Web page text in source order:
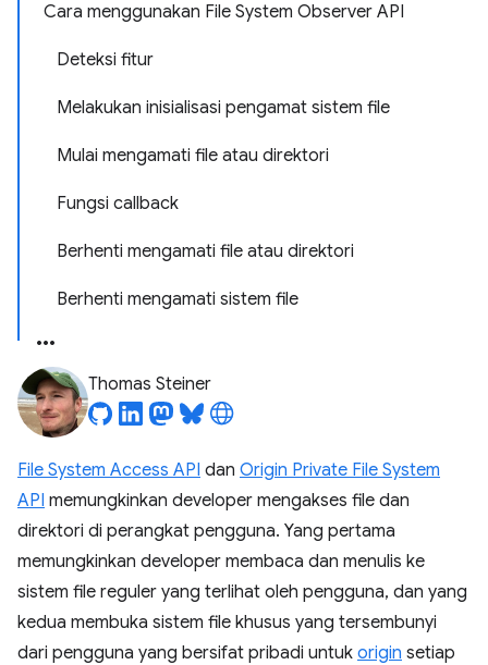
Cara menggunakan File System Observer API
Deteksi fitur
Melakukan inisialisasi pengamat sistem file
Mulai mengamati file atau direktori
Fungsi callback
Berhenti mengamati file atau direktori
Berhenti mengamati sistem file
Thomas Steiner
File System Access API dan Origin Private File System
API memungkinkan developer mengakses file dan
direktori di perangkat pengguna. Yang pertama
memungkinkan developer membaca dan menulis ke
sistem file reguler yang terlihat oleh pengguna, dan yang
kedua membuka sistem file khusus yang tersembunyi
dari pengguna yang bersifat pribadi untuk origin setiap